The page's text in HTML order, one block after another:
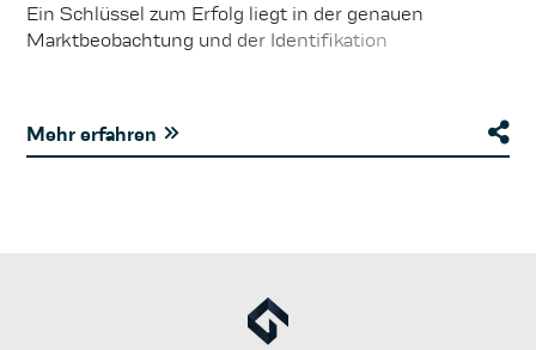
Ein Schlüssel zum Erfolg liegt in der genauen
Marktbeobachtung und der Identifikation
Wohn- und Gewerbeflächen interessante
voll auszuschöpfen und gleichzeitig mögliche
Mehr erfahren